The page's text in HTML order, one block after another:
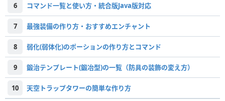
6 コマンド一覧と使い方・統合版Java版対応
7 最強装備の作り方・おすすめエンチャント
8 弱化(弱体化)のポーションの作り方とコマンド
9 鍛治テンプレート(鍛冶型)の一覧（防具の装飾の変え方）
10 天空トラップタワーの簡単な作り方